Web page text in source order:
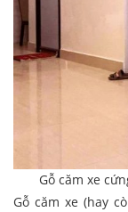
Gỗ căm xe
Gỗ căm xe (hay